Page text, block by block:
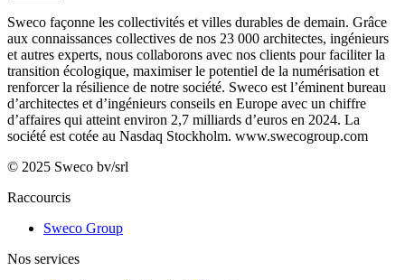
Sweco façonne les collectivités et villes durables de demain. Grâce
aux connaissances collectives de nos 23 000 architectes, ingénieurs
et autres experts, nous collaborons avec nos clients pour faciliter la
transition écologique, maximiser le potentiel de la numérisation et
renforcer la résilience de notre société. Sweco est l’éminent bureau
d’architectes et d’ingénieurs conseils en Europe avec un chiffre
d’affaires qui atteint environ 2,7 milliards d’euros en 2024. La
société est cotée au Nasdaq Stockholm. www.swecogroup.com
© 2025 Sweco bv/srl
Raccourcis
Sweco Group
Nos services